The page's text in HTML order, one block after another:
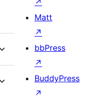
↗
Matt
↗
bbPress
↗
BuddyPress
↗